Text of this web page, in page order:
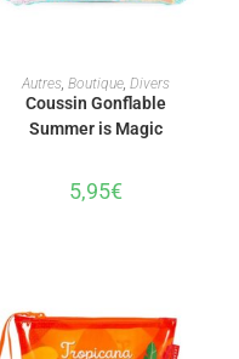
AJOUTER AU PANIER
Autres, Boutique, Divers
Coussin Gonflable
Summer is Magic
5,95€